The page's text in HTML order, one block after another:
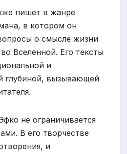
пишет в жанре
в котором он
о смысле жизни
Вселенной. Его тексты
и
глубиной, вызывающей
не ограничивается
В его творчестве
и